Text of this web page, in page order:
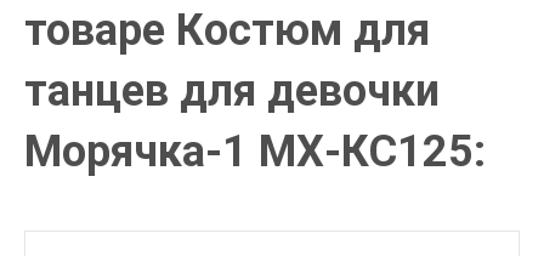
товаре Костюм для
танцев для девочки
Морячка-1 МХ-КС125: